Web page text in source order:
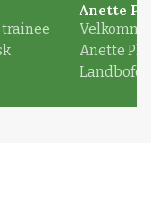
Anette
Anette